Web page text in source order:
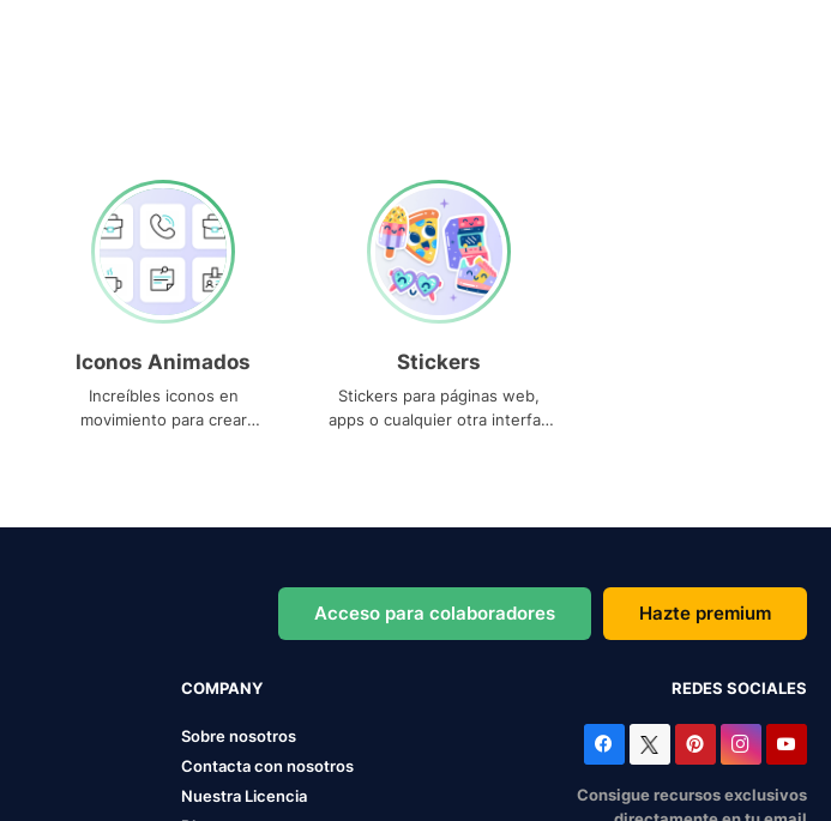
Iconos Animados
Increíbles iconos en
movimiento para crear
Stickers
Stickers para páginas web,
apps o cualquier otra interfaz
Acceso para colaboradores Hazte premium
COMPANY
Sobre nosotros
Contacta con nosotros
Nuestra Licencia
REDES SOCIALES
Consigue recursos exclusivos